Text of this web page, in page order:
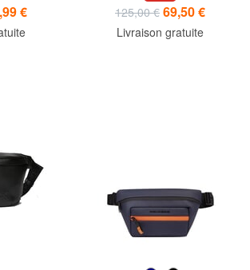
€ 125,00 € 69,50 €
Livraison gratuite